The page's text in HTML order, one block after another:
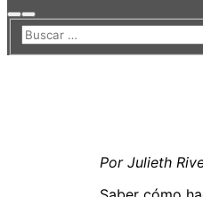
Por Julieth